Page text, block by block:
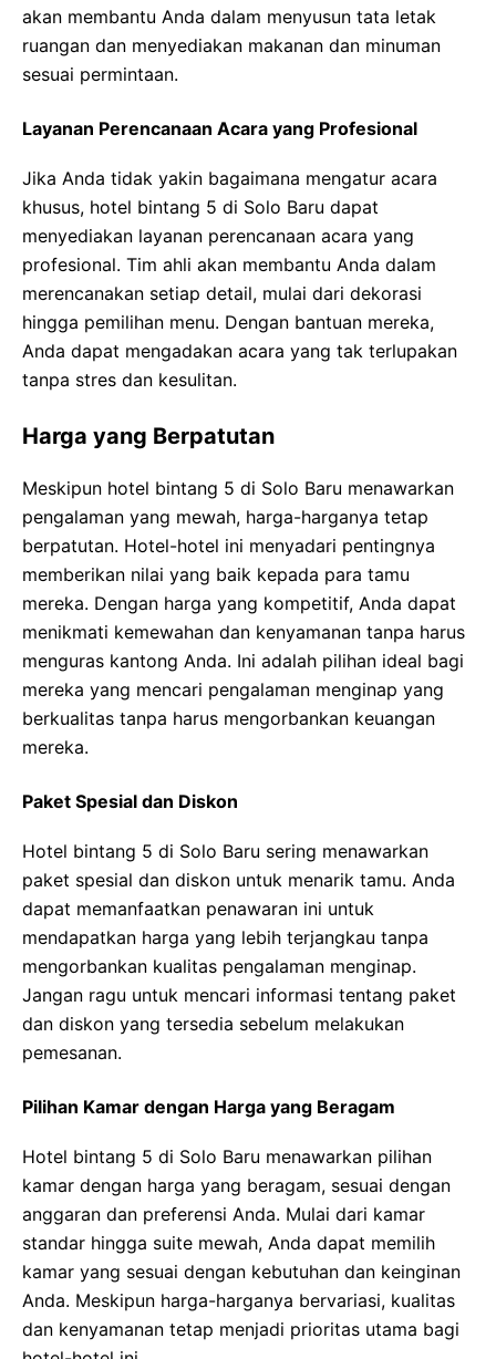
akan membantu Anda dalam menyusun tata letak
ruangan dan menyediakan makanan dan minuman
sesuai permintaan.
Layanan Perencanaan Acara yang Profesional
Jika Anda tidak yakin bagaimana mengatur acara
khusus, hotel bintang 5 di Solo Baru dapat
menyediakan layanan perencanaan acara yang
profesional. Tim ahli akan membantu Anda dalam
merencanakan setiap detail, mulai dari dekorasi
hingga pemilihan menu. Dengan bantuan mereka,
Anda dapat mengadakan acara yang tak terlupakan
tanpa stres dan kesulitan.
Harga yang Berpatutan
Meskipun hotel bintang 5 di Solo Baru menawarkan
pengalaman yang mewah, harga-harganya tetap
berpatutan. Hotel-hotel ini menyadari pentingnya
memberikan nilai yang baik kepada para tamu
mereka. Dengan harga yang kompetitif, Anda dapat
menikmati kemewahan dan kenyamanan tanpa harus
menguras kantong Anda. Ini adalah pilihan ideal bagi
mereka yang mencari pengalaman menginap yang
berkualitas tanpa harus mengorbankan keuangan
mereka.
Paket Spesial dan Diskon
Hotel bintang 5 di Solo Baru sering menawarkan
paket spesial dan diskon untuk menarik tamu. Anda
dapat memanfaatkan penawaran ini untuk
mendapatkan harga yang lebih terjangkau tanpa
mengorbankan kualitas pengalaman menginap.
Jangan ragu untuk mencari informasi tentang paket
dan diskon yang tersedia sebelum melakukan
pemesanan.
Pilihan Kamar dengan Harga yang Beragam
Hotel bintang 5 di Solo Baru menawarkan pilihan
kamar dengan harga yang beragam, sesuai dengan
anggaran dan preferensi Anda. Mulai dari kamar
standar hingga suite mewah, Anda dapat memilih
kamar yang sesuai dengan kebutuhan dan keinginan
Anda. Meskipun harga-harganya bervariasi, kualitas
dan kenyamanan tetap menjadi prioritas utama bagi